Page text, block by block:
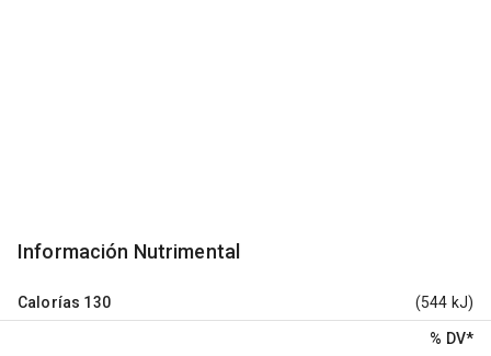
Información Nutrimental
Calorías 130 (544 kJ)
% DV*